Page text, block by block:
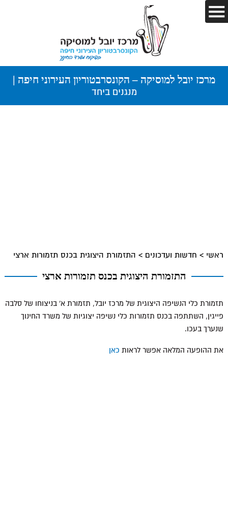
מרכז יובל למוסיקה – הקונסרבטוריון העירוני חיפה |
מנגנים ביחד
ראשי > חדשות ועדכונים > התזמורת היצוגית בכנס תזמורות ארצי
התזמורת היצוגית בכנס תזמורות ארצי
תזמורת כלי הנשיפה היצוגית של מרכז יובל, תזמורת א' בניצוחו של סלבה
פייגין, השתתפה בכנס תזמורות כלי נשיפה יצוגיות של משרד החינוך
שנערך בעכו.
את ההופעה המלאה אפשר לראות כאן